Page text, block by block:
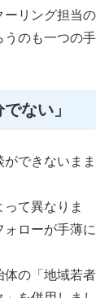
ーリング担当の
うのも一つの手
ない」
ができないまま
て異なりま
ローが手薄に
体の「地域若者